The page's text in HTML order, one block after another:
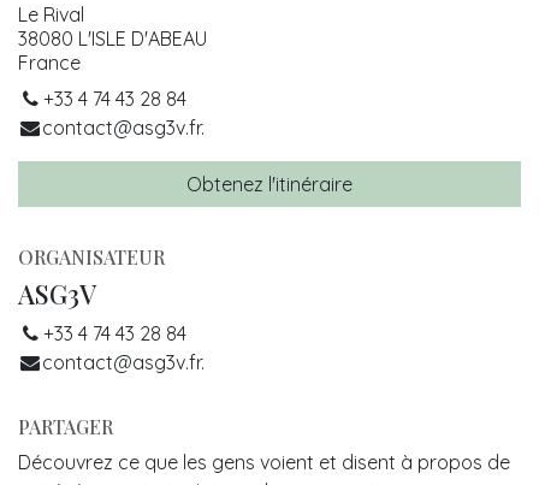
Le Rival
38080 L'ISLE D'ABEAU
France
+33 4 74 43 28 84
contact@asg3v.fr.
Obtenez l'itinéraire
ORGANISATEUR
ASG3V
+33 4 74 43 28 84
contact@asg3v.fr.
PARTAGER
Découvrez ce que les gens voient et disent à propos de